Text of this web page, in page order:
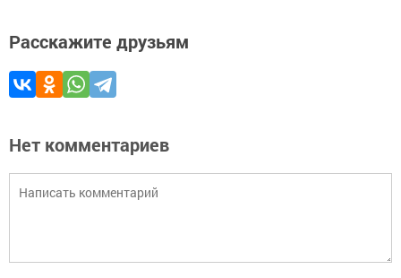
Расскажите друзьям
Нет комментариев